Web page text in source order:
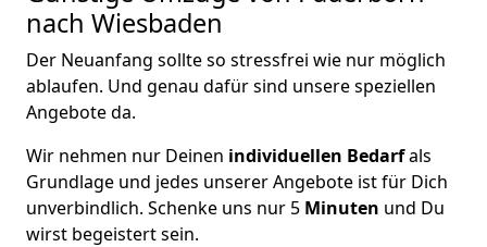
nach Wiesbaden
Der Neuanfang sollte so stressfrei wie nur möglich
ablaufen. Und genau dafür sind unsere speziellen
Angebote da.
Wir nehmen nur Deinen individuellen Bedarfals
Grundlage und jedes unserer Angebote ist für Dich
unverbindlich. Schenke uns nur 5 Minuten und Du
wirst begeistert sein.